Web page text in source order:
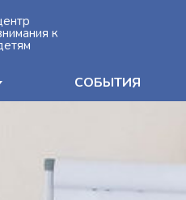
СОБЫТИЯ
к